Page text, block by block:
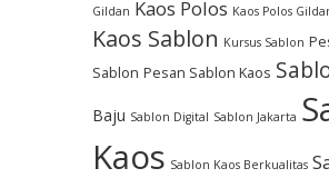
Gildan Kaos Polos Kaos Polos
Kaos Sablon Kursus Sablon
Sablon Pesan Sablon Kaos
Baju Sablon Digital Sablon Jakarta
Kaos Sablon Kaos Berkualitas